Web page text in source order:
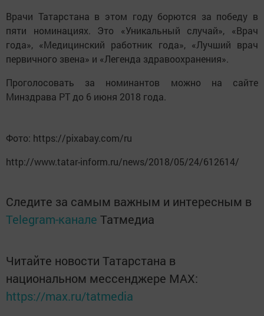
Врачи Татарстана в этом году борются за победу в
пяти номинациях. Это «Уникальный случай», «Врач
года», «Медицинский работник года», «Лучший врач
первичного звена» и «Легенда здравоохранения».
Проголосовать за номинантов можно на сайте
Минздрава РТ до 6 июня 2018 года.
Фото: https://pixabay.com/ru
http://www.tatar-inform.ru/news/2018/05/24/612614/
Следите за самым важным и интересным в
Telegram-канале Татмедиа
Читайте новости Татарстана в
национальном мессенджере MАХ:
https://max.ru/tatmedia